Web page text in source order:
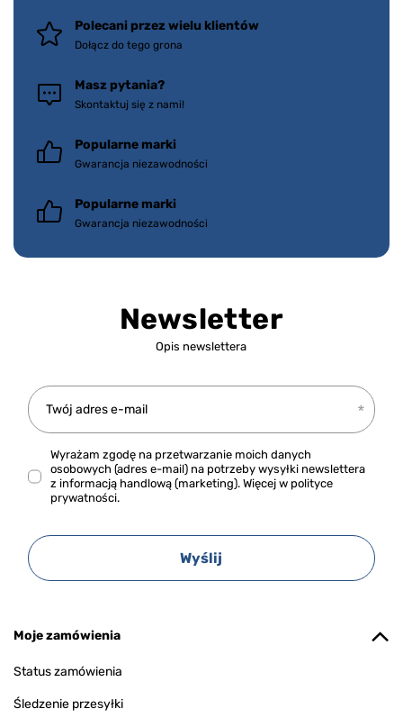
Polecani przez wielu klientów
Dołącz do tego grona
Masz pytania?
Skontaktuj się z nami!
Popularne marki
Gwarancja niezawodności
Popularne marki
Gwarancja niezawodności
Newsletter
Opis newslettera
Twój adres e-mail
Wyrażam zgodę na przetwarzanie moich danych
osobowych (adres e-mail) na potrzeby wysyłki newslettera
z informacją handlową (marketing). Więcej w polityce
prywatności.
Wyślij
Moje zamówienia
Status zamówienia
Śledzenie przesyłki